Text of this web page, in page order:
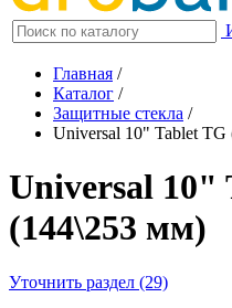
Главная /
Каталог /
Защитные стекла /
Universal 10" Tablet
Universal 10"
(144\253 мм)
Уточнить раздел (29)